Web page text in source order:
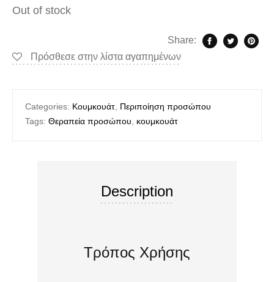
Out of stock
Share:
Πρόσθεσε στην λίστα αγαπημένων
Categories: Κουμκουάτ Περιποίηση προσώπου
Tags: Θεραπεία προσώπου κουμκουάτ
Description
Τρόπος Χρήσης